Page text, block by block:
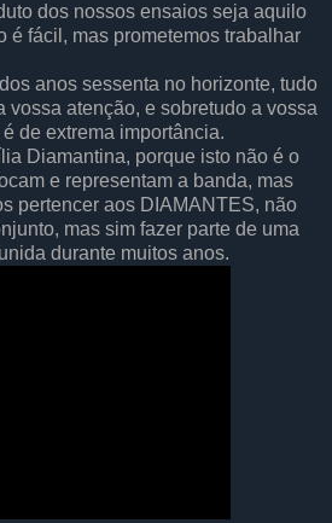
dos nossos ensaios seja aquilo
é fácil, mas prometemos trabalhar
anos sessenta no horizonte, tudo
vossa atenção, e sobretudo a vossa
de extrema importância.
Diamantina, porque isto não é o
e representam a banda, mas
pertencer aos DIAMANTES, não
mas sim fazer parte de uma
durante muitos anos.